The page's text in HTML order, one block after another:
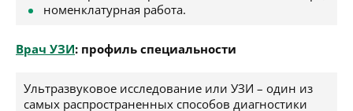
номенклатурная работа.
Врач УЗИ: профиль специальности
Ультразвуковое исследование или УЗИ – один из
самых распространенных способов диагностики